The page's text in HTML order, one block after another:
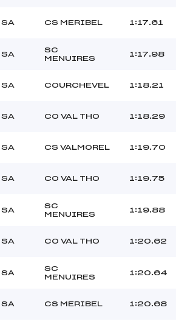
SA CS MERIBEL 1:17.61
SA
SC
MENUIRES
1:17.98
SA COURCHEVEL 1:18.21
SA CO VAL THO 1:18.29
SA CS VALMOREL 1:19.70
SA CO VAL THO 1:19.75
SA
SC
MENUIRES
1:19.88
SA CO VAL THO 1:20.62
SA
SC
MENUIRES
1:20.64
SA CS MERIBEL 1:20.68